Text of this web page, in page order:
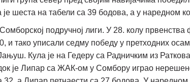
шеста на табели са 39 бодова, а у наредном
подручној лиги. У 28. колу
тако уписали седму победу у претходних
Кула је на Гедеру са Радничким из
је Липар са ЖАК-ом у Сомбору играо